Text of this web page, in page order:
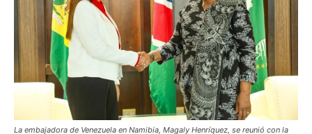
La embajadora de Venezuela en Namibia, Magaly Henríquez, se reunió con la